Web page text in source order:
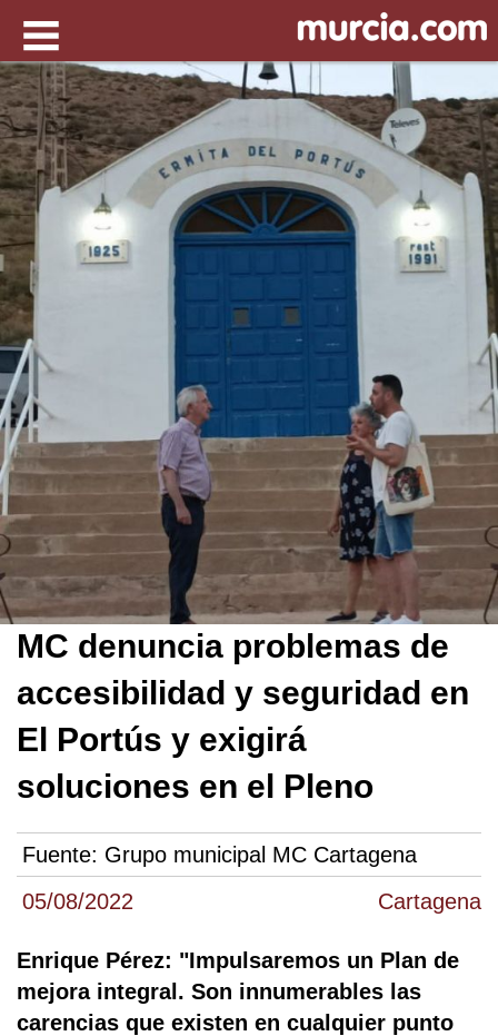
05/08/2022 Cartagena
MC denuncia problemas de
accesibilidad y seguridad en
El Portús y exigirá
soluciones en el Pleno
Fuente: Grupo municipal MC Cartagena
Enrique Pérez: "Impulsaremos un Plan de
mejora integral. Son innumerables las
carencias que existen en cualquier punto